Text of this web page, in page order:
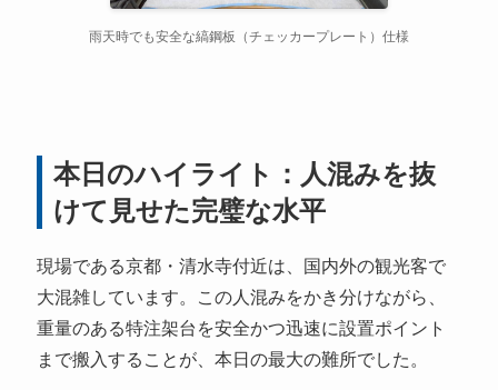
雨天時でも安全な縞鋼板（チェッカープレート）仕様
本日のハイライト：人混みを抜
けて見せた完璧な水平
現場である京都・清水寺付近は、国内外の観光客で
大混雑しています。この人混みをかき分けながら、
重量のある特注架台を安全かつ迅速に設置ポイント
まで搬入することが、本日の最大の難所でした。